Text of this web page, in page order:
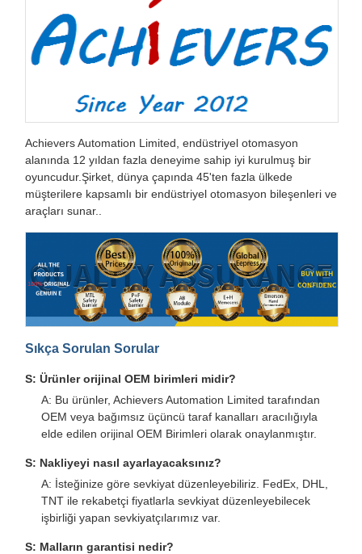
Achievers Automation Limited, endüstriyel otomasyon
alanında 12 yıldan fazla deneyime sahip iyi kurulmuş bir
oyuncudur.Şirket, dünya çapında 45'ten fazla ülkede
müşterilere kapsamlı bir endüstriyel otomasyon bileşenleri ve
araçları sunar..
Sıkça Sorulan Sorular
S: Ürünler orijinal OEM birimleri midir?
A: Bu ürünler, Achievers Automation Limited tarafından
OEM veya bağımsız üçüncü taraf kanalları aracılığıyla
elde edilen orijinal OEM Birimleri olarak onaylanmıştır.
S: Nakliyeyi nasıl ayarlayacaksınız?
A: İsteğinize göre sevkiyat düzenleyebiliriz. FedEx, DHL,
TNT ile rekabetçi fiyatlarla sevkiyat düzenleyebilecek
işbirliği yapan sevkiyatçılarımız var.
S: Malların garantisi nedir?